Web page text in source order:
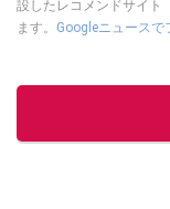
設したレコメンドサイト
ます。 Googleニュースで